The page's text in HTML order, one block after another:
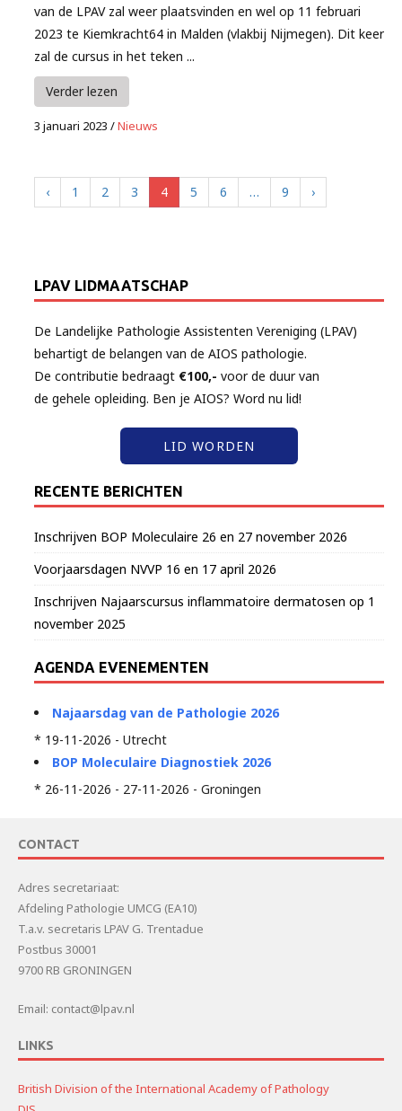
van de LPAV zal weer plaatsvinden en wel op 11 februari
2023 te Kiemkracht64 in Malden (vlakbij Nijmegen). Dit keer
zal de cursus in het teken ...
Verder lezen
3 januari 2023 /Nieuws
‹ 1 2 3 4 5 6 … 9 ›
LPAV LIDMAATSCHAP
De Landelijke Pathologie Assistenten Vereniging (LPAV)
behartigt de belangen van de AIOS pathologie.
De contributie bedraagt €100,- voor de duur van
de gehele opleiding. Ben je AIOS? Word nu lid!
LID WORDEN
RECENTE BERICHTEN
Inschrijven BOP Moleculaire 26 en 27 november 2026
Voorjaarsdagen NVVP 16 en 17 april 2026
Inschrijven Najaarscursus inflammatoire dermatosen op 1
november 2025
AGENDA EVENEMENTEN
Najaarsdag van de Pathologie 2026
* 19-11-2026 - Utrecht
BOP Moleculaire Diagnostiek 2026
* 26-11-2026 - 27-11-2026 - Groningen
CONTACT
Adres secretariaat:
Afdeling Pathologie UMCG (EA10)
T.a.v. secretaris LPAV G. Trentadue
Postbus 30001
9700 RB GRONINGEN
Email: contact@lpav.nl
LINKS
British Division of the International Academy of Pathology